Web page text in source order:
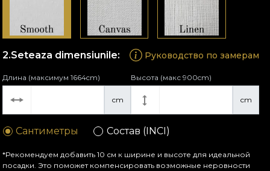
Seteaza dimensiunile: Руководство по замерам
cm
Длина (максимум 1664cm)
cm
Высота (макс 900cm)
Сантиметры Состав (INCI)
*Рекомендуем добавить 10 см к ширине и высоте для идеальной
посадки. Это поможет компенсировать возможные неровности